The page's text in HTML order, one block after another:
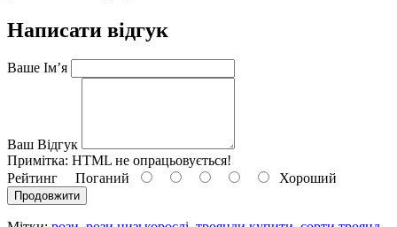
Написати відгук
Ваше Ім’я
Ваш Відгук
Примітка: HTML не опрацьовується!
Рейтинг Поганий Хороший
Продовжити